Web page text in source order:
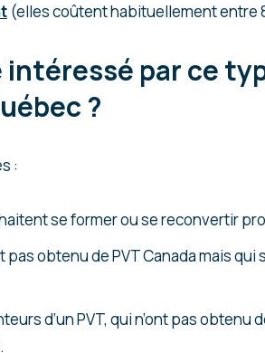
(elles coûtent habituellement entre
par ce
?
:
se former ou se reconvertir
pas obtenu de PVT Canada mais
d’un PVT, qui n’ont pas